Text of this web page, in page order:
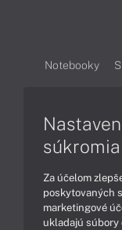
Notebooky
súkromia
Za účelom
poskytovaných
marketingové
ukladajú súbory